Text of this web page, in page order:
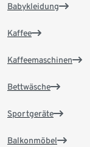
Babykleidung
Kaffee
Kaffeemaschinen
Bettwäsche
Sportgeräte
Balkonmöbel